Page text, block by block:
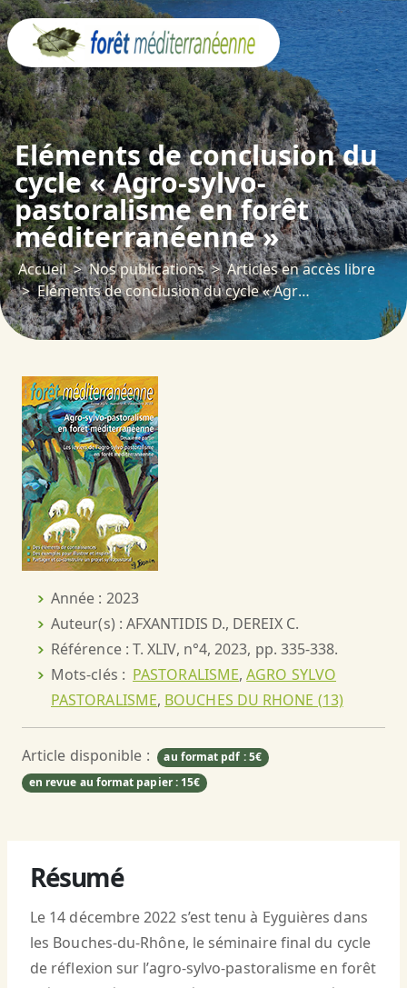
Eléments de conclusion du
cycle « Agro-sylvo-
pastoralisme en forêt
méditerranéenne »
Accueil Nos publications
Articles en accès libre
Eléments de conclusion du cycle « Agro-sylvo-pastoralisme en forêt méditerranéenne »
Année : 2023
Auteur(s) : AFXANTIDIS D., DEREIX C.
Référence : T. XLIV, n°4, 2023, pp. 335-338.
Mots-clés : PASTORALISME,AGRO SYLVO
PASTORALISME, BOUCHES DU RHONE (13)
Article disponible :
au format pdf : 5€
en revue au format papier : 15€
Résumé
Le 14 décembre 2022 s’est tenu à Eyguières dans
les Bouches-du-Rhône, le séminaire final du cycle
de réflexion sur l’agro-sylvo-pastoralisme en forêt
Panneau de gestion des cookies